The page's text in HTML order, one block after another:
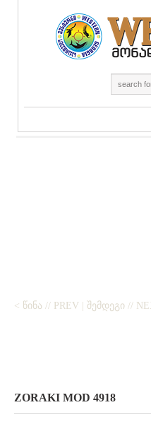
< ᲬᲘᲜᲐ // PREV | ᲨᲔᲛᲓᲔᲒᲘ //
ZORAKI MOD 4918